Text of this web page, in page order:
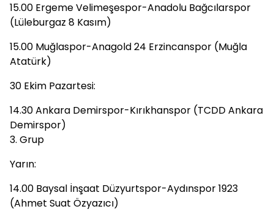
15.00 Ergeme Velimeşespor-Anadolu Bağcılarspor
(Lüleburgaz 8 Kasım)
15.00 Muğlaspor-Anagold 24 Erzincanspor (Muğla
Atatürk)
30 Ekim Pazartesi:
14.30 Ankara Demirspor-Kırıkhanspor (TCDD Ankara
Demirspor)
3. Grup
Yarın:
14.00 Baysal İnşaat Düzyurtspor-Aydınspor 1923
(Ahmet Suat Özyazıcı)